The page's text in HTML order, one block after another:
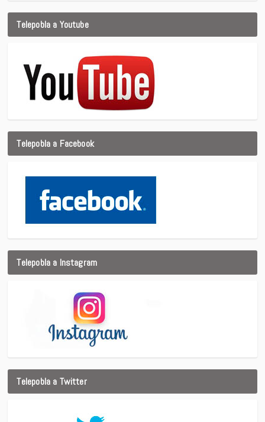
Telepobla a Youtube
Telepobla a Facebook
Telepobla a Instagram
Telepobla a Twitter